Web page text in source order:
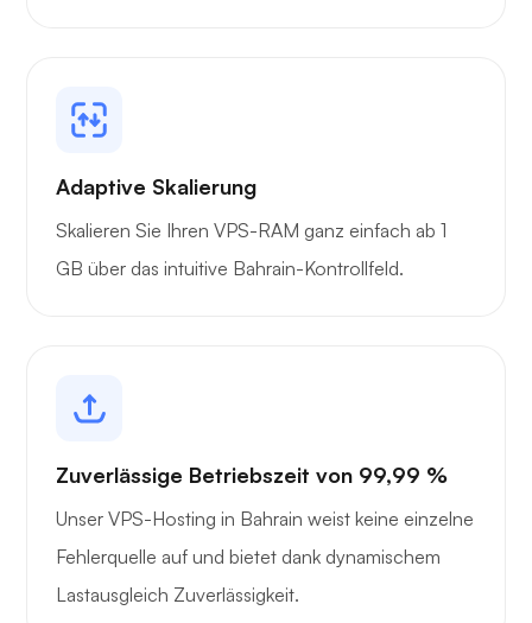
Adaptive Skalierung
Skalieren Sie Ihren VPS-RAM ganz einfach ab 1
GB über das intuitive Bahrain-Kontrollfeld.
Zuverlässige Betriebszeit von 99,99 %
Unser VPS-Hosting in Bahrain weist keine einzelne
Fehlerquelle auf und bietet dank dynamischem
Lastausgleich Zuverlässigkeit.